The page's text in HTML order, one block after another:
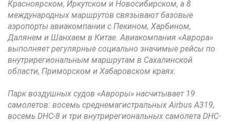
Красноярском, Иркутском и Новосибирском, а 8
международных маршрутов связывают базовые
аэропорты авиакомпании с Пекином, Харбином,
Далянем и Шанхаем в Китае. Авиакомпания «Аврора»
выполняет регулярные социально значимые рейсы по
внутрирегиональным маршрутам в Сахалинской
области, Приморском и Хабаровском краях.
Парк воздушных судов «Авроры» насчитывает 19
самолетов: восемь среднемагистральных Airbus А319,
восемь DHC-8 и три внутрирегиональных самолета DHC-